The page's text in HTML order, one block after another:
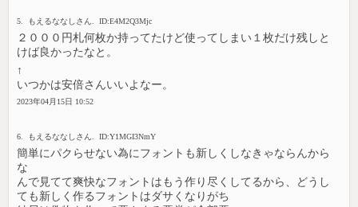
5. もえるななしさん. ID:E4M2Q3Mjc
２０００円札何枚か持ってたけど使ってしまい１枚だけ残しと
けば良かったなと。
↑
いつかは安倍さんいいよなー。
2023年04月15日 10:52
6. もえるななしさん. ID:Y1MGI3NmY
簡単にパクらせない為にフォントも新しくしなきゃならんから
な
んで見てて爽快なフォントはもう作り尽くしてるから、どうし
ても新しく作るフォントはダサくなりがち